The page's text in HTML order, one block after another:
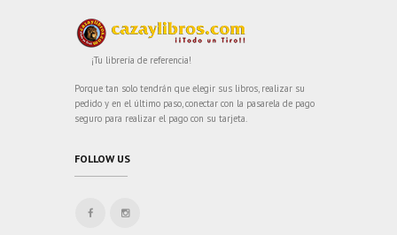
¡Tu librería de referencia!
Porque tan solo tendrán que elegir sus libros, realizar su
pedido y en el último paso, conectar con la pasarela de pago
seguro para realizar el pago con su tarjeta.
FOLLOW US